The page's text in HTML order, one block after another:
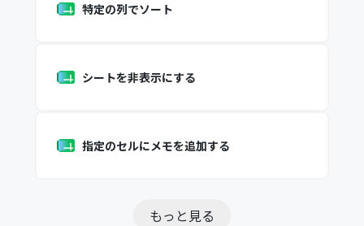
特定の列でソート
シートを非表示にする
指定のセルにメモを追加する
もっと見る